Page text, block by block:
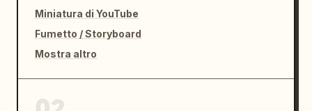
Miniatura di YouTube
Fumetto / Storyboard
Mostra altro